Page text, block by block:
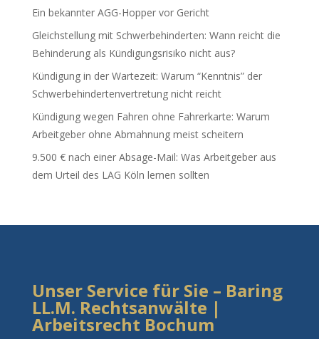
Ein bekannter AGG-Hopper vor Gericht
Gleichstellung mit Schwerbehinderten: Wann reicht die
Behinderung als Kündigungsrisiko nicht aus?
Kündigung in der Wartezeit: Warum “Kenntnis” der
Schwerbehindertenvertretung nicht reicht
Kündigung wegen Fahren ohne Fahrerkarte: Warum
Arbeitgeber ohne Abmahnung meist scheitern
9.500 € nach einer Absage-Mail: Was Arbeitgeber aus
dem Urteil des LAG Köln lernen sollten
Unser Service für Sie – Baring
LL.M. Rechtsanwälte |
Arbeitsrecht Bochum